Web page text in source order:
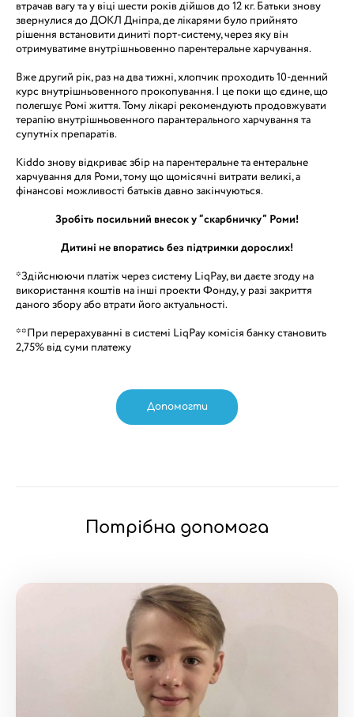
втрачав вагу та у віці шести років дійшов до 12 кг. Батьки знову
звернулися до ДОКЛ Дніпра, де лікарями було прийнято
рішення встановити диниті порт-систему, через яку він
отримуватиме внутрішньовенно парентеральне харчування.
Вже другий рік, раз на два тижні, хлопчик проходить 10-денний
курс внутрішньовенного прокопування. І це поки що єдине, що
полегшує Ромі життя. Тому лікарі рекомендують продовжувати
терапію внутрішньовенного парантерального харчування та
супутніх препаратів.
Kiddo знову відкриває збір на парентеральне та ентеральне
харчування для Роми, тому що щомісячні витрати великі, а
фінансові можливості батьків давно закінчуються.
Зробіть посильний внесок у “скарбничку” Роми!
Дитині не впоратись без підтримки дорослих!
*Здійснюючи платіж через систему LiqPay, ви даєте згоду на
використання коштів на інші проекти Фонду, у разі закриття
даного збору або втрати його актуальності.
**При перерахуванні в системі LiqPay комісія банку становить
2,75% від суми платежу
Допомогти
Потрібна допомога